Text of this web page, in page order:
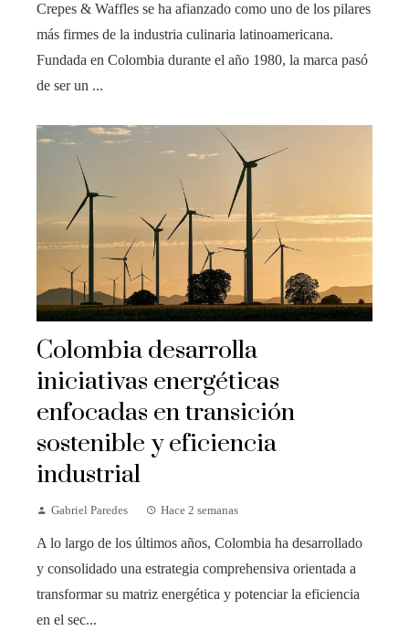
Crepes & Waffles se ha afianzado como uno de los pilares
más firmes de la industria culinaria latinoamericana.
Fundada en Colombia durante el año 1980, la marca pasó
de ser un ...
Colombia desarrolla
iniciativas energéticas
enfocadas en transición
sostenible y eficiencia
industrial
Gabriel Paredes Hace 2 semanas
A lo largo de los últimos años, Colombia ha desarrollado
y consolidado una estrategia comprehensiva orientada a
transformar su matriz energética y potenciar la eficiencia
en el sec...